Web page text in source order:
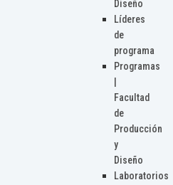
Diseño
Líderes
de
programa
Programas
Facultad
de
Producción
y
Diseño
Laboratorios